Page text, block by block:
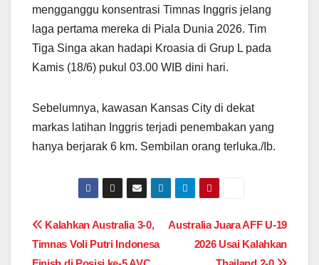
mengganggu konsentrasi Timnas Inggris jelang
laga pertama mereka di Piala Dunia 2026. Tim
Tiga Singa akan hadapi Kroasia di Grup L pada
Kamis (18/6) pukul 03.00 WIB dini hari.
Sebelumnya, kawasan Kansas City di dekat
markas latihan Inggris terjadi penembakan yang
hanya berjarak 6 km. Sembilan orang terluka./Ib.
Post
navigation
Australia Juara AFF U-19
2026 Usai Kalahkan
Kalahkan Australia 3-0,
Timnas Voli Putri Indonesa